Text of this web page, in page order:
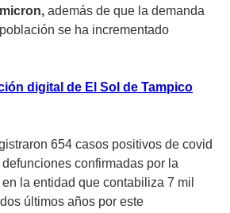
además de que la demanda
se ha incrementado
digital de El Sol de Tampico
654 casos positivos de covid
confirmadas por la
la entidad que contabiliza 7 mil
últimos años por este